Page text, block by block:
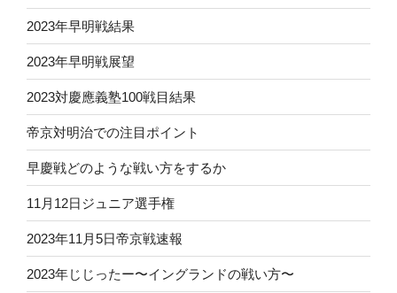
2023年早明戦結果
2023年早明戦展望
2023対慶應義塾100戦目結果
帝京対明治での注目ポイント
早慶戦どのような戦い方をするか
11月12日ジュニア選手権
2023年11月5日帝京戦速報
2023年じじったー〜イングランドの戦い方〜